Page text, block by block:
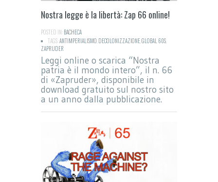
Nostra legge è la libertà: Zap 66 online!
POSTED IN:BACHECA
TAGS:ANTIMPERIALISMO DECOLONIZZAZIONEGLOBAL 60S
ZAPRUDER
Leggi online o scarica “Nostra
patria è il mondo intero”, il n. 66
di «Zapruder», disponibile in
download gratuito sul nostro sito
a un anno dalla pubblicazione.